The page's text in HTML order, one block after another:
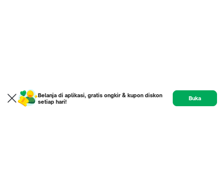
Belanja di aplikasi, gratis ongkir & kupon diskon
setiap hari!
Buka